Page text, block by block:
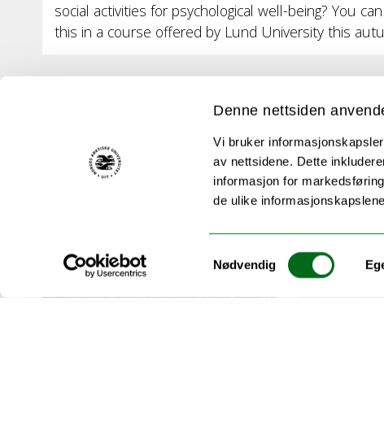
Denne nettsiden
Vi bruker
av nettsidene. Dette
informasjon for
de ulike
Samtykkevalg
Nødvendig
social activities for psychological well-being? You
this in a course offered by Lund University this
Se alle våre arrangementer
SISTE NYTT FRA UIT